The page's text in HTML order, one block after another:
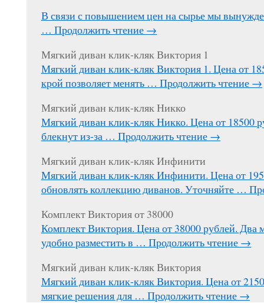
В связи с повышением цен на сырье мы
… Продолжить чтение →
Мягкий диван клик-кляк Виктория 1
Мягкий диван клик-кляк Виктория 1. Цена от
крой позволяет менять … Продолжить чтение →
Мягкий диван клик-кляк Никко
Мягкий диван клик-кляк Никко. Цена от 18500
блекнут из-за … Продолжить чтение →
Мягкий диван клик-кляк Инфинити
Мягкий диван клик-кляк Инфинити. Цена от
обновлять коллекцию диванов. Уточняйте …
Комплект Виктория от 38000
Комплект Виктория. Цена от 38000 рублей. Два
удобно разместить в … Продолжить чтение →
Мягкий диван клик-кляк Виктория
Мягкий диван клик-кляк Виктория. Цена от
мягкие решения для … Продолжить чтение →